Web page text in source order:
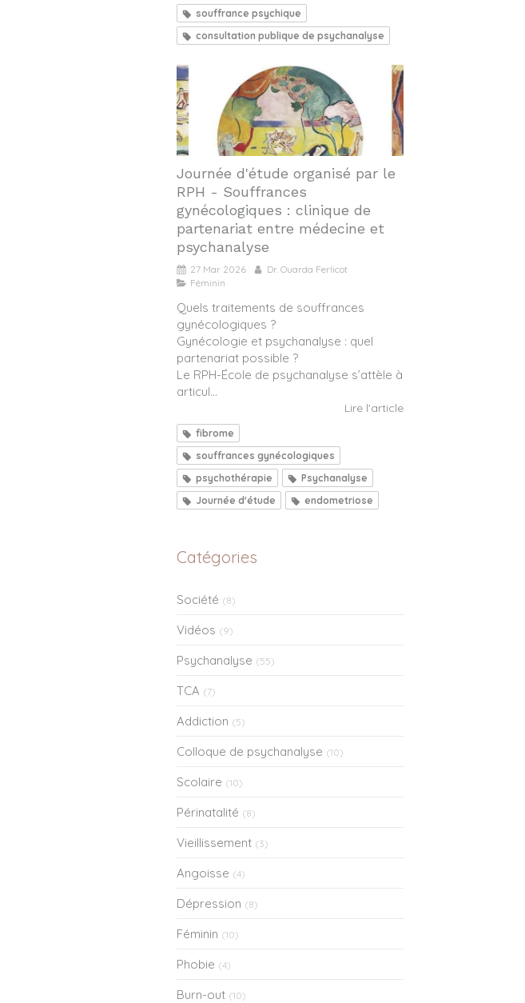
souffrance psychique
consultation publique de psychanalyse
Journée d'étude organisé par le
RPH - Souffrances
gynécologiques : clinique de
partenariat entre médecine et
psychanalyse
27 Mar 2026
Dr. Ouarda Ferlicot
Féminin
Quels traitements de souffrances
gynécologiques ?
Gynécologie et psychanalyse : quel
partenariat possible ?
Le RPH-École de psychanalyse s’attèle à
articul...
Lire l'article
fibrome
souffrances gynécologiques
psychothérapie
Psychanalyse
Journée d'étude
endometriose
Catégories
Société (8)
Vidéos (9)
Psychanalyse (55)
TCA (7)
Addiction (5)
Colloque de psychanalyse (10)
Scolaire (10)
Périnatalité (8)
Vieillissement (3)
Angoisse (4)
Dépression (8)
Féminin (10)
Phobie (4)
Burn-out (10)